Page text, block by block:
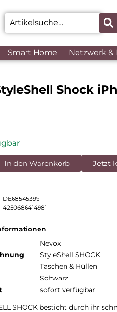
Smart Home Netzwerk &
Shock
In den Warenkorb Jetzt
DE68545399
4250686414981
Nevox
StyleShell SHOCK
Taschen & Hüllen
Schwarz
sofort verfügbar
SHOCK besticht durch ihr